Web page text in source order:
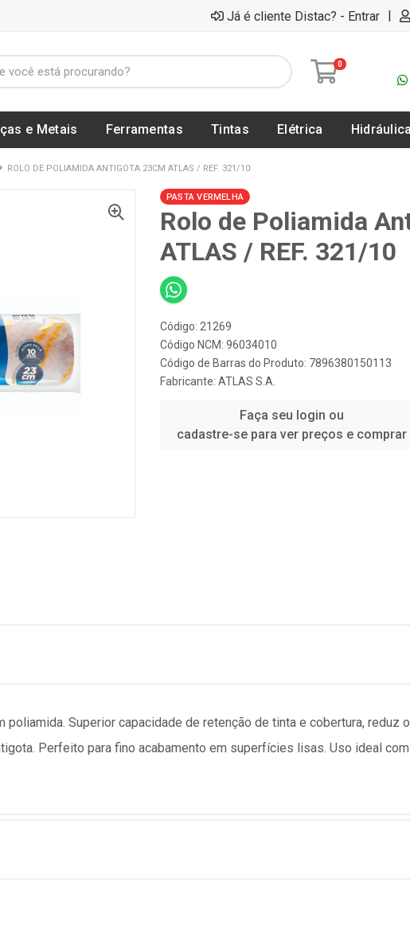
Já é cliente Distac? - Entrar |
0
e Metais Ferramentas Tintas Elétrica Hidráulica
ROLO DE POLIAMIDA ANTIGOTA 23CM ATLAS / REF. 321/10
PASTA VERMELHA
Rolo de Poliamida
ATLAS / REF. 321/10
Código: 21269
Código NCM: 96034010
Código de Barras do Produto: 7896380150113
Fabricante: ATLAS S.A.
Faça seu login ou
cadastre-se para ver preços e comprar
Superior capacidade de retenção de tinta e cobertura, reduz
Perfeito para fino acabamento em superfícies lisas. Uso ideal